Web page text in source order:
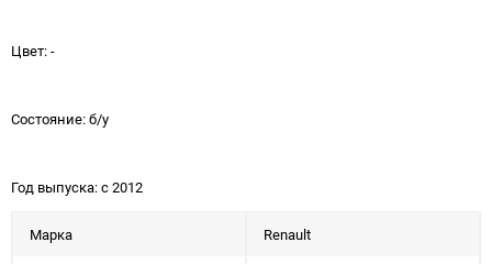
Цвет: -
Состояние: б/у
Год выпуска: с 2012
Марка Renault